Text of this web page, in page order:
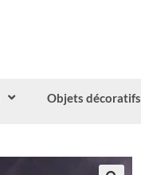
Objets décoratifs